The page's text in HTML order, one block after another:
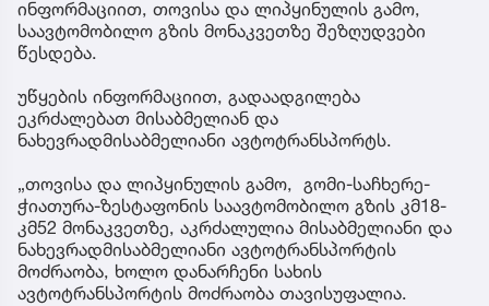
ინფორმაციით, თოვისა და ლიპყინულის გამო,
საავტომობილო გზის მონაკვეთზე შეზღუდვები
წესდება.
უწყების ინფორმაციით, გადაადგილება
ეკრძალებათ მისაბმელიან და
ნახევრადმისაბმელიანი ავტოტრანსპორტს.
„თოვისა და ლიპყინულის გამო, გომი-საჩხერე-
ჭიათურა-ზესტაფონის საავტომობილო გზის კმ18-
კმ52 მონაკვეთზე, აკრძალულია მისაბმელიანი და
ნახევრადმისაბმელიანი ავტოტრანსპორტის
მოძრაობა, ხოლო დანარჩენი სახის
ავტოტრანსპორტის მოძრაობა თავისუფალია.